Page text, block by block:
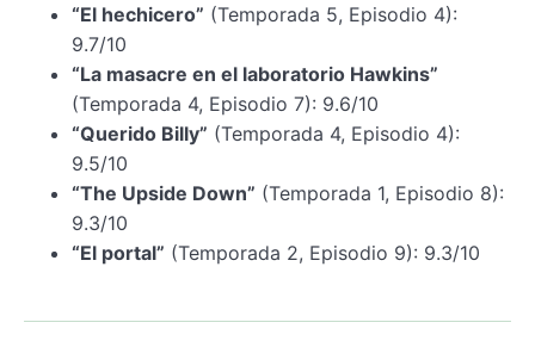
“El hechicero” (Temporada 5, Episodio 4):
9.7/10
“La masacre en el laboratorio Hawkins”
(Temporada 4, Episodio 7): 9.6/10
“Querido Billy” (Temporada 4, Episodio 4):
9.5/10
“The Upside Down” (Temporada 1, Episodio 8):
9.3/10
“El portal” (Temporada 2, Episodio 9): 9.3/10